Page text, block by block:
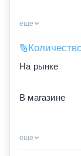
еще
🔢
На рынке
В магазине
еще